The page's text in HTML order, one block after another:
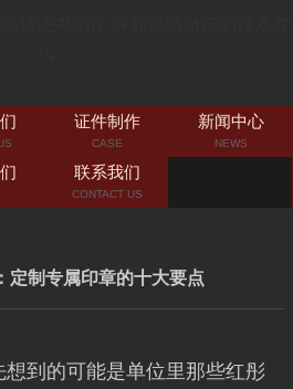
证件制作
CASE
新闻中心
NEWS
联系我们
CONTACT US
定制专属印章的十大要点
到的可能是单位里那些红彤